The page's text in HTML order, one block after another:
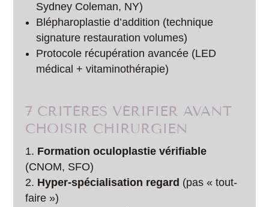
Sydney Coleman, NY)
Blépharoplastie d’addition (technique
signature restauration volumes)
Protocole récupération avancée (LED
médical + vitaminothérapie)
7 CRITÈRES VÉRIFIER AVANT
CHOISIR CHIRURGIEN
Formation oculoplastie vérifiable
(CNOM, SFO)
Hyper-spécialisation regard (pas « tout-
faire »)